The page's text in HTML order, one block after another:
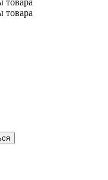
товара
товара